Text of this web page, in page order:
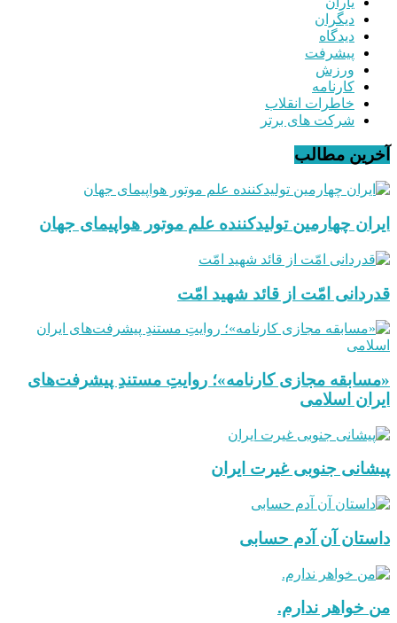
دیگران
دیدگاه
پیشرفت
ورزش
کارنامه
خاطرات انقلاب
شرکت های برتر
آخرین مطالب
ایران چهارمین تولیدکننده علم موتور هواپیمای جهان
قدردانی امّت از قائد شهید امّت
«مسابقه مجازی کارنامه»؛ روایتِ مستندِ پیشرفت‌های
ایران اسلامی
پیشانی جنوبی غیرت ایران
داستان آن آدم حسابی
من خواهر ندارم.